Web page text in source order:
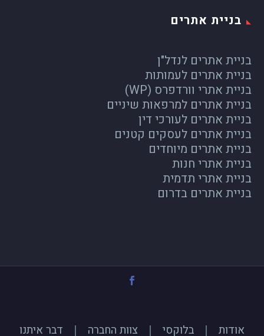
בניית אתרים
בניית אתרים לנדל"ן
בניית אתרים לעמותות
בניית אתרי וורדפרס (WP)
בניית אתרים למרפאות שיניים
בניית אתרים לעורכי דין
בניית אתרים לעסקים קטנים
בניית אתרים מיוחדים
בניית אתרי חנות
בניית אתרי תדמית
בניית אתרים בדרום
אודות בלוקסי צוות החברה דבר איתנו